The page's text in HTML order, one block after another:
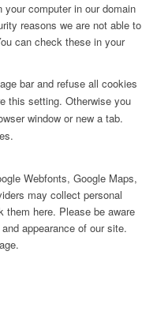
computer in our domain
reasons we are not able to
can check these in your
bar and refuse all cookies
this setting. Otherwise you
window or new a tab.
Webfonts, Google Maps,
may collect personal
them here. Please be aware
appearance of our site.